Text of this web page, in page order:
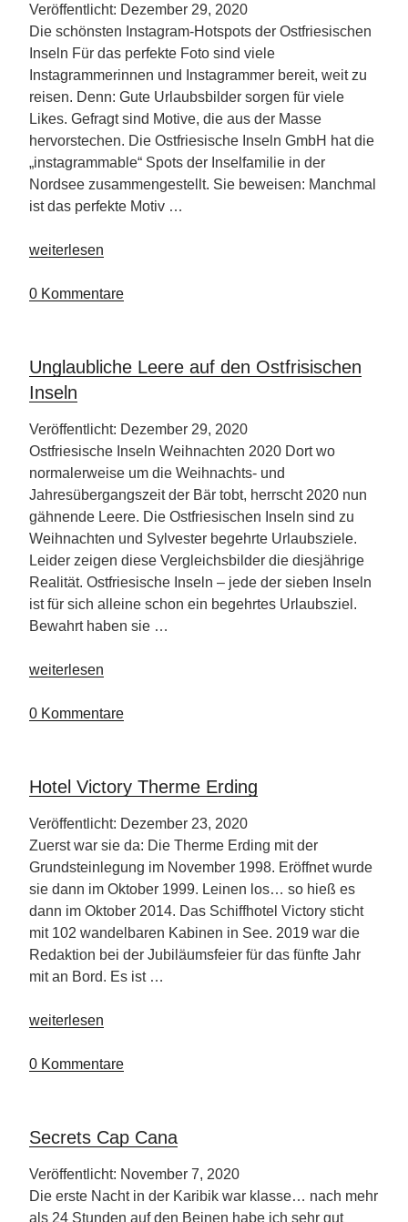
Veröffentlicht: Dezember 29, 2020
Die schönsten Instagram-Hotspots der Ostfriesischen
Inseln Für das perfekte Foto sind viele
Instagrammerinnen und Instagrammer bereit, weit zu
reisen. Denn: Gute Urlaubsbilder sorgen für viele
Likes. Gefragt sind Motive, die aus der Masse
hervorstechen. Die Ostfriesische Inseln GmbH hat die
„instagrammable“ Spots der Inselfamilie in der
Nordsee zusammengestellt. Sie beweisen: Manchmal
ist das perfekte Motiv …
„Perfekte
auf
Inseln“
weiterlesen
0 Kommentare
Unglaubliche Leere auf den Ostfrisischen
Inseln
Veröffentlicht: Dezember 29, 2020
Ostfriesische Inseln Weihnachten 2020 Dort wo
normalerweise um die Weihnachts- und
Jahresübergangszeit der Bär tobt, herrscht 2020 nun
gähnende Leere. Die Ostfriesischen Inseln sind zu
Weihnachten und Sylvester begehrte Urlaubsziele.
Leider zeigen diese Vergleichsbilder die diesjährige
Realität. Ostfriesische Inseln – jede der sieben Inseln
ist für sich alleine schon ein begehrtes Urlaubsziel.
Bewahrt haben sie …
„Unglaubliche
auf
Inseln“
weiterlesen
0 Kommentare
Hotel Victory Therme Erding
Veröffentlicht: Dezember 23, 2020
Zuerst war sie da: Die Therme Erding mit der
Grundsteinlegung im November 1998. Eröffnet wurde
sie dann im Oktober 1999. Leinen los… so hieß es
dann im Oktober 2014. Das Schiffhotel Victory sticht
mit 102 wandelbaren Kabinen in See. 2019 war die
Redaktion bei der Jubiläumsfeier für das fünfte Jahr
mit an Bord. Es ist …
„Hotel
Therme
weiterlesen
0 Kommentare
Secrets Cap Cana
Veröffentlicht: November 7, 2020
Die erste Nacht in der Karibik war klasse… nach mehr
als 24 Stunden auf den Beinen habe ich sehr gut